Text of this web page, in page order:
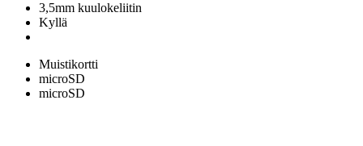
3,5mm kuulokeliitin
Kyllä
Muistikortti
microSD
microSD